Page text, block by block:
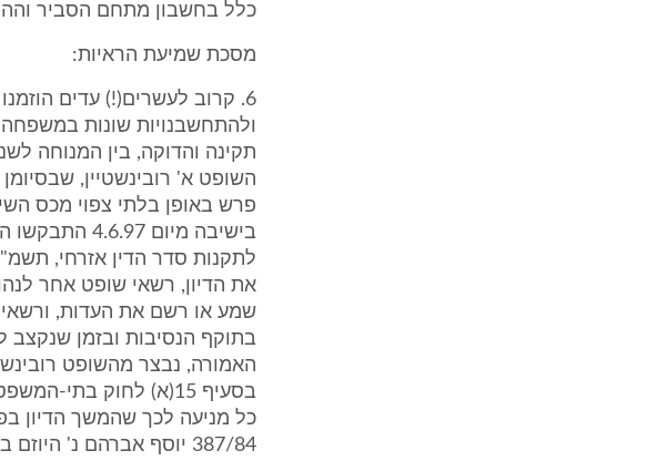
כלל בחשבון מתחם הסביר
מסכת שמיעת הראיות:
6. קרוב לעשרים(!) עדים
ולהתחשבנויות שונות
תקינה והדוקה, בין המנוחה
השופט א' רובינשטיין,
פרש באופן בלתי צפוי מכס
את הדיון, רשאי שופט אחר
שמע או רשם את העדות, ורשאי
בתוקף הנסיבות ובזמן
האמורה, נבצר מהשופט
כל מניעה לכך שהמשך הדיון